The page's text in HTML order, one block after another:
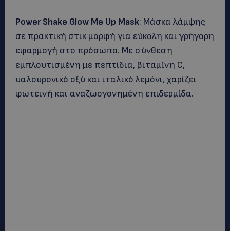
Power Shake Glow Me Up Mask: Μάσκα λάμψης
σε πρακτική στικ μορφή για εύκολη και γρήγορη
εφαρμογή στο πρόσωπο. Με σύνθεση
εμπλουτισμένη με πεπτίδια, βιταμίνη C,
υαλουρονικό οξύ και ιταλικό λεμόνι, χαρίζει
φωτεινή και αναζωογονημένη επιδερμίδα.